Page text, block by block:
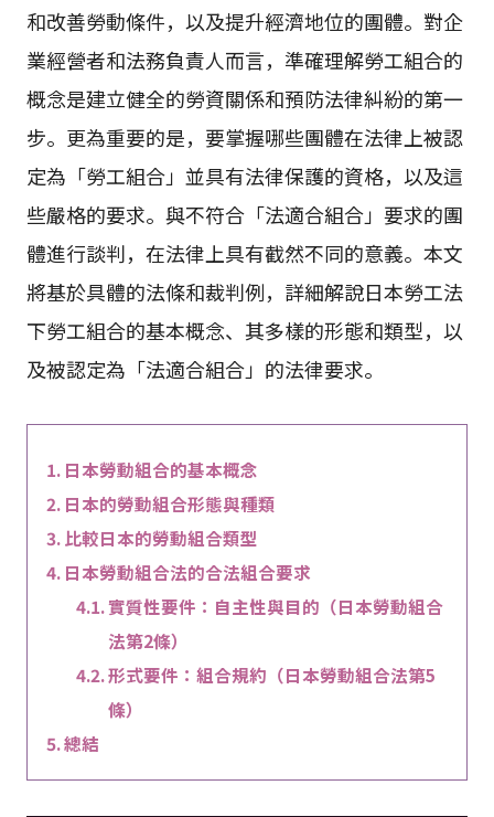
和改善勞動條件，以及提升經濟地位的團體。對企
業經營者和法務負責人而言，準確理解勞工組合的
概念是建立健全的勞資關係和預防法律糾紛的第一
步。更為重要的是，要掌握哪些團體在法律上被認
定為「勞工組合」並具有法律保護的資格，以及這
些嚴格的要求。與不符合「法適合組合」要求的團
體進行談判，在法律上具有截然不同的意義。本文
將基於具體的法條和裁判例，詳細解說日本勞工法
下勞工組合的基本概念、其多樣的形態和類型，以
及被認定為「法適合組合」的法律要求。
日本勞動組合的基本概念
日本的勞動組合形態與種類
比較日本的勞動組合類型
日本勞動組合法的合法組合要求
實質性要件：自主性與目的（日本勞動組合
法第2條）
形式要件：組合規約（日本勞動組合法第5
條）
總結